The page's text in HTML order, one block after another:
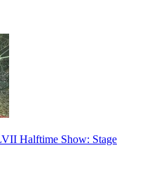
Halftime Show: Stage